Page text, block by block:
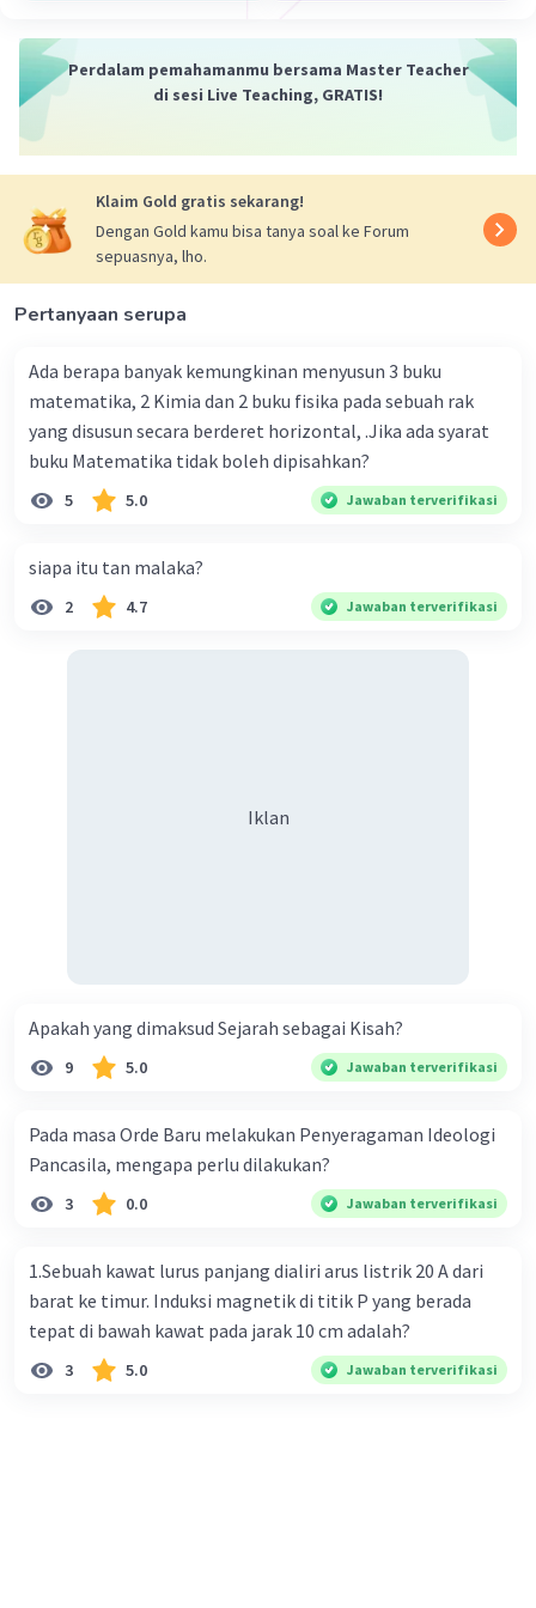
Raja yang dianggap membawa kesuksesan bagi
sejarah Bali yang memimpin pada abad ke-10
Masehi. Raja Udayana Warmadewa dianggap
sebagai sosok yang bijaksana dan memiliki
keberhasilan dalam menjaga stabilitas politik,
memperluas wilayah, serta mendorong
Bali. Kontribusinya terhadap kemakmuran dan
kejayaan Kerajaan Bali membuatnya dihormati
dan diingat dalam sejarah Bali.
Beri Rating·5.0
Perdalam pemahamanmu bersama Master Teacher
di sesi Live Teaching, GRATIS!
Klaim Gold gratis sekarang!
Dengan Gold kamu bisa tanya soal ke Forum
sepuasnya, lho.
Pertanyaan serupa
Ada berapa banyak kemungkinan menyusun 3 buku
matematika, 2 Kimia dan 2 buku fisika pada sebuah rak
yang disusun secara berderet horizontal, .Jika ada syarat
buku Matematika tidak boleh dipisahkan?
5 5.0 Jawaban terverifikasi
siapa itu tan malaka?
2 4.7 Jawaban terverifikasi
Iklan
Apakah yang dimaksud Sejarah sebagai Kisah?
9 5.0 Jawaban terverifikasi
Pada masa Orde Baru melakukan Penyeragaman Ideologi
Pancasila, mengapa perlu dilakukan?
3 0.0 Jawaban terverifikasi
1.Sebuah kawat lurus panjang dialiri arus listrik 20 A dari
barat ke timur. Induksi magnetik di titik P yang berada
tepat di bawah kawat pada jarak 10 cm adalah?
3 5.0 Jawaban terverifikasi